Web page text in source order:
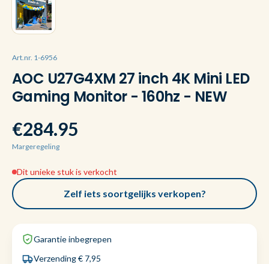
Art.nr. 1-6956
AOC U27G4XM 27 inch 4K Mini LED
Gaming Monitor - 160hz - NEW
€284.95
Margeregeling
Dit unieke stuk is verkocht
Zelf iets soortgelijks verkopen?
Garantie inbegrepen
Verzending € 7,95